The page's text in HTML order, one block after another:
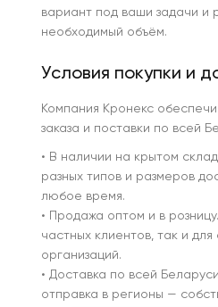
вариант под ваши задачи и
необходимый объём.
Условия покупки и
Компания Кронекс
заказа и поставки по всей
• В наличии на крытом
разных типов и размеров
любое время.
• Продажа оптом и в
частных клиентов, так и для
организаций.
• Доставка по всей
отправка в регионы —